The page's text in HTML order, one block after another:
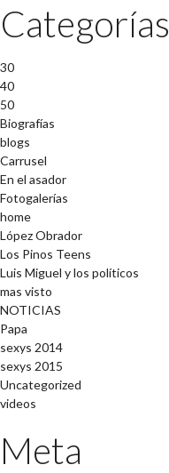
Categorías
30
40
50
Biografías
blogs
Carrusel
En el asador
Fotogalerías
home
López Obrador
Los Pinos Teens
Luis Miguel y los políticos
mas visto
NOTICIAS
Papa
sexys 2014
sexys 2015
Uncategorized
videos
Meta